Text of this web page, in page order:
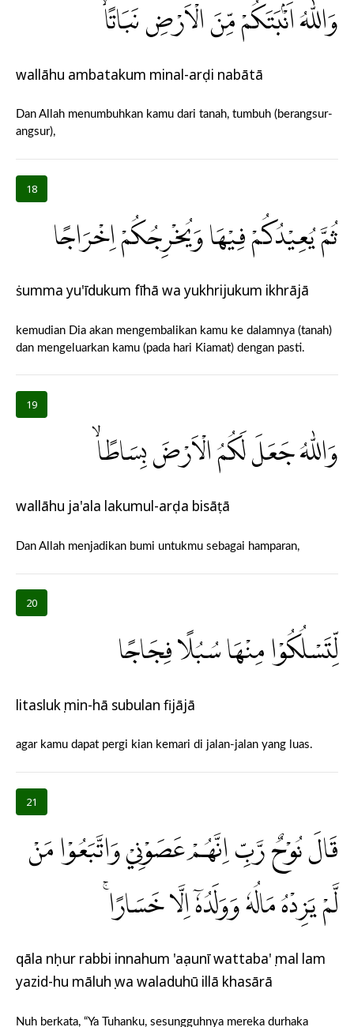
وَاللّٰهُ اَنْۢبَتَكُمْ مِّنَ الْاَرْضِ نَبَاتًاۙ
wallāhu ambatakum minal-arḍi nabātā
Dan Allah menumbuhkan kamu dari tanah, tumbuh (berangsur-
angsur),
18
ثُمَّ يُعِيْدُكُمْ فِيْهَا وَيُخْرِجُكُمْ اِخْرَاجًا
ṡumma yu'īdukum fīhā wa yukhrijukum ikhrājā
kemudian Dia akan mengembalikan kamu ke dalamnya (tanah)
dan mengeluarkan kamu (pada hari Kiamat) dengan pasti.
19
وَاللّٰهُ جَعَلَ لَكُمُ الْاَرْضَ بِسَاطًاۙ
wallāhu ja'ala lakumul-arḍa bisāṭā
Dan Allah menjadikan bumi untukmu sebagai hamparan,
20
لِّتَسْلُكُوْا مِنْهَا سُبُلًا فِجَاجًا
litaslukụ min-hā subulan fijājā
agar kamu dapat pergi kian kemari di jalan-jalan yang luas.
21
قَالَ نُوْحٌ رَّبِّ اِنَّهُمْ عَصَوْنِيْ وَاتَّبَعُوْا مَنْ
لَّمْ يَزِدْهُ مَالُهٗ وَوَلَدُهٗٓ اِلَّا خَسَارًاۚ
qāla nụḥur rabbi innahum 'aṣaunī wattaba'ụ mal lam
yazid-hu māluhụ wa waladuhū illā khasārā
Nuh berkata, “Ya Tuhanku, sesungguhnya mereka durhaka